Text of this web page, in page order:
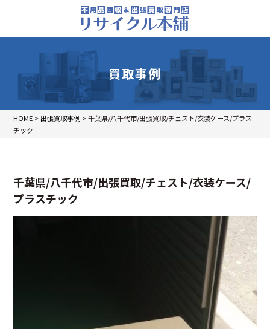
買取事例
HOME > 出張買取事例 >千葉県/八千代市/出張買取/チェスト/衣装ケース/プラス
チック
千葉県/八千代市/出張買取/チェスト/衣装ケース/
プラスチック